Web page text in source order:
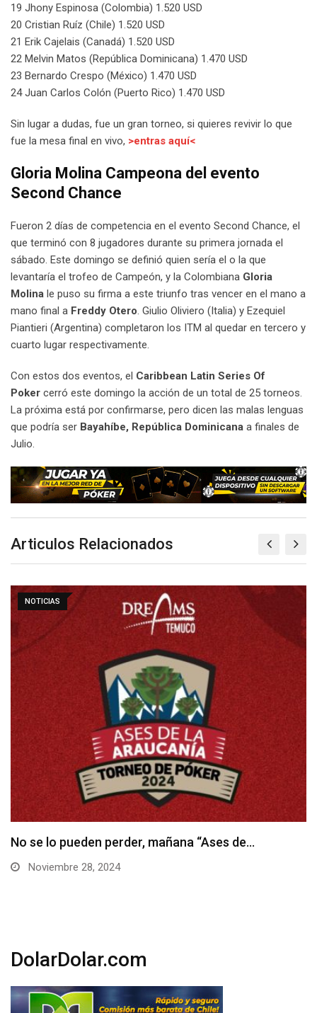
19 Jhony Espinosa (Colombia) 1.520 USD
20 Cristian Ruíz (Chile) 1.520 USD
21 Erik Cajelais (Canadá) 1.520 USD
22 Melvin Matos (República Dominicana) 1.470 USD
23 Bernardo Crespo (México) 1.470 USD
24 Juan Carlos Colón (Puerto Rico) 1.470 USD
Sin lugar a dudas, fue un gran torneo, si quieres revivir lo que
fue la mesa final en vivo, >entras aquí<
Gloria Molina Campeona del evento
Second Chance
Fueron 2 días de competencia en el evento Second Chance, el
que terminó con 8 jugadores durante su primera jornada el
sábado. Este domingo se definió quien sería el o la que
levantaría el trofeo de Campeón, y la Colombiana Gloria
Molina le puso su firma a este triunfo tras vencer en el mano a
mano final a Freddy Otero. Giulio Oliviero (Italia) y Ezequiel
Piantieri (Argentina) completaron los ITM al quedar en tercero y
cuarto lugar respectivamente.
Con estos dos eventos, el Caribbean Latin Series Of
Poker cerró este domingo la acción de un total de 25 torneos.
La próxima está por confirmarse, pero dicen las malas lenguas
que podría ser Bayahíbe, República Dominicana a finales de
Julio.
Articulos Relacionados
NOTICIAS
Hoy inicia el Torneo Raider en Enjoy Santiago
Noviembre 28, 2024
DolarDolar.com